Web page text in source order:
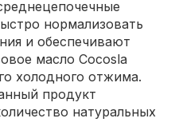
нормализовать
и обеспечивают
масло Cocosla
холодного отжима.
продукт
натуральных